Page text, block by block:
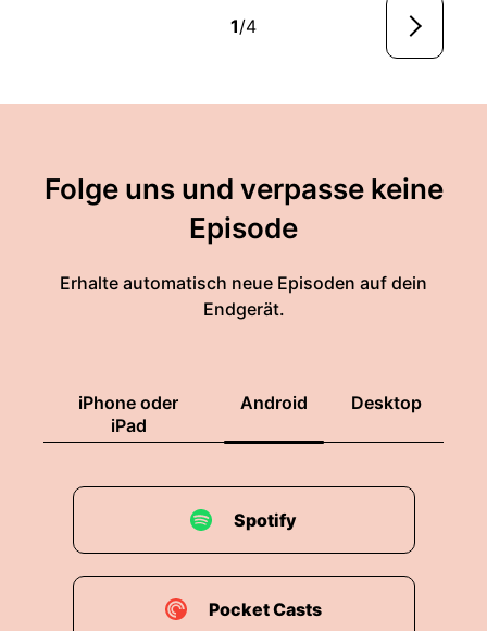
1/4
Folge uns und verpasse keine
Episode
Erhalte automatisch neue Episoden auf dein
Endgerät.
iPhone oder
iPad
Android Desktop
Spotify
Pocket Casts